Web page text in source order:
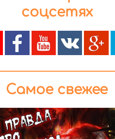
соцсетях
Самое свежее